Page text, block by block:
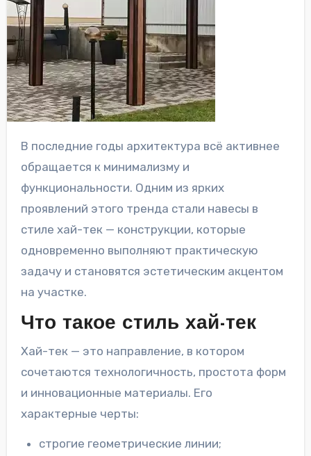
В последние годы архитектура всё активнее
обращается к минимализму и
функциональности. Одним из ярких
проявлений этого тренда стали навесы в
стиле хай-тек — конструкции, которые
одновременно выполняют практическую
задачу и становятся эстетическим акцентом
на участке.
Что такое стиль хай-тек
Хай-тек — это направление, в котором
сочетаются технологичность, простота форм
и инновационные материалы. Его
характерные черты:
строгие геометрические линии;